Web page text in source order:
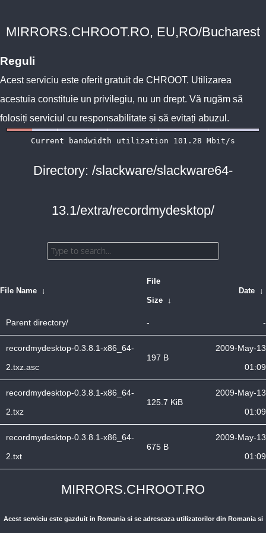
MIRRORS.CHROOT.RO, EU,RO/Bucharest
Reguli
Acest serviciu este oferit gratuit de CHROOT. Utilizarea
acestuia constituie un privilegiu, nu un drept. Vă rugăm să
folosiți serviciul cu responsabilitate și să evitați abuzul.
Directory: /slackware/slackware64-
13.1/extra/recordmydesktop/
File Name ↓
File
Size ↓
Date ↓
Parent directory/ - -
recordmydesktop-0.3.8.1-x86_64-
2.txz.asc
197 B
2009-May-13
01:09
recordmydesktop-0.3.8.1-x86_64-
2.txz
125.7 KiB
2009-May-13
01:09
recordmydesktop-0.3.8.1-x86_64-
2.txt
675 B
2009-May-13
01:09
MIRRORS.CHROOT.RO
Acest serviciu este gazduit in Romania si se adreseaza utilizatorilor din Romania si